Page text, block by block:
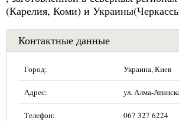
(Карелия, Коми) и
Контактные данные
Город: Украина, Киев
Адрес: ул. Алма-
Телефон: 067 327 6224